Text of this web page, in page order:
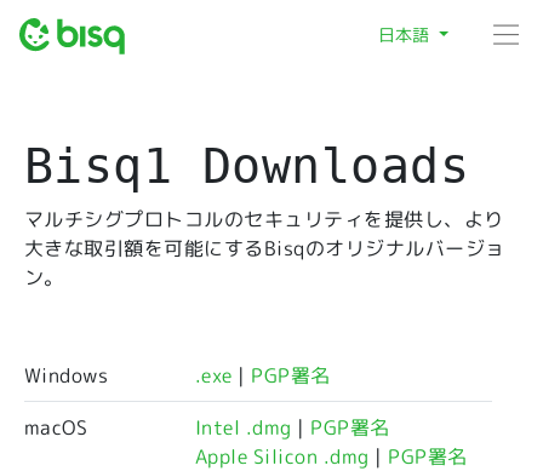
日本語
Bisq1 Downloads
マルチシグプロトコルのセキュリティを提供し、より
大きな取引額を可能にするBisqのオリジナルバージョ
ン。
Windows .exe | PGP署名
macOS
Intel .dmg | PGP署名
Apple Silicon .dmg | PGP署名